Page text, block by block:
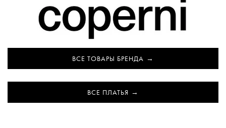
ВСЕ ТОВАРЫ БРЕНДА
ВСЕ ПЛАТЬЯ